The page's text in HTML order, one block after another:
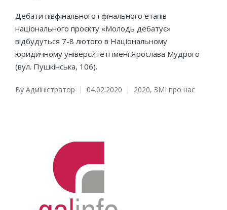
Дебати півфінального і фінального етапів
національного проєкту «Молодь дебатує»
відбудуться 7-8 лютого в Національному
юридичному університеті імені Ярослава Мудрого
(вул. Пушкінська, 106).
Posted
By Адміністратор 04.02.2020
Posted
2020, ЗМІ про нас